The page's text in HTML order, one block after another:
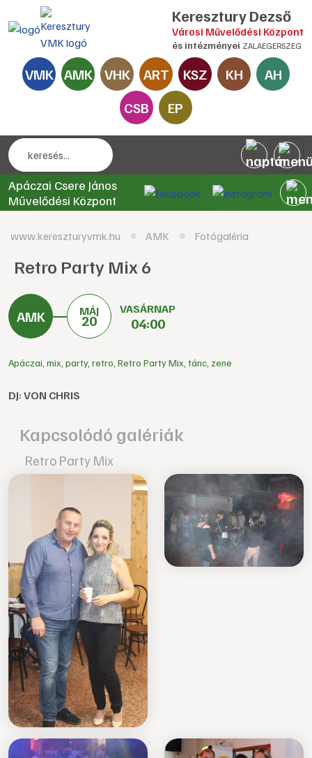
Keresztury Dezső
Városi Művelődési Központ
és intézményei ZALAEGERSZEG
VMK AMK VHK ART KSZ KH
AH
CSB
EP
Apáczai Csere János
Művelődési Központ
www.kereszturyvmk.hu AMK Fotógaléria
Retro Party Mix 6
MÁJ
20
VASÁRNAP
04:00
Apáczai mix party, retro Retro Party Mix tánc zene
DJ: VON CHRIS
Kapcsolódó galériák
Retro Party Mix